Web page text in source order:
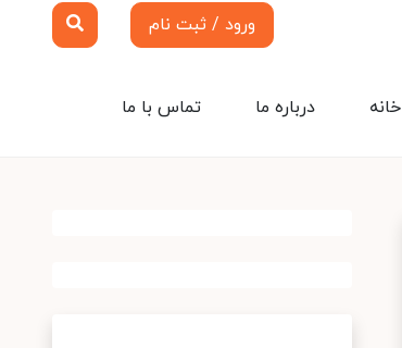
ورود / ثبت نام
تماس با ما درباره ما